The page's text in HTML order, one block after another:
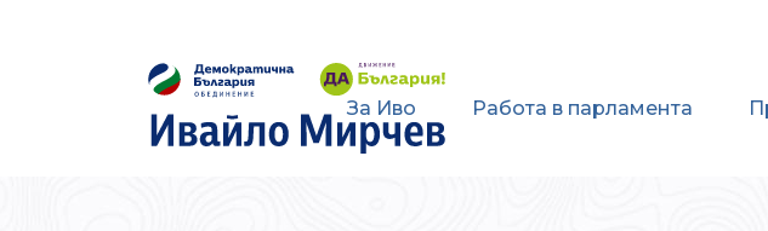
За Иво Работа в парламента